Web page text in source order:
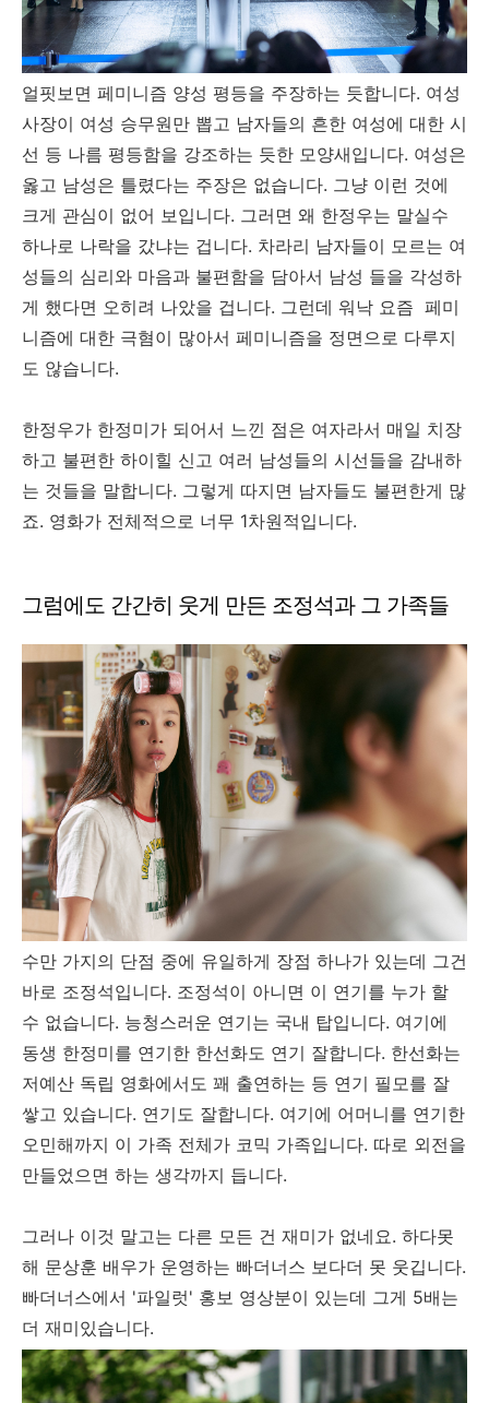
얼핏보면 페미니즘 양성 평등을 주장하는 듯합니다. 여성
사장이 여성 승무원만 뽑고 남자들의 흔한 여성에 대한 시
선 등 나름 평등함을 강조하는 듯한 모양새입니다. 여성은
옳고 남성은 틀렸다는 주장은 없습니다. 그냥 이런 것에
크게 관심이 없어 보입니다. 그러면 왜 한정우는 말실수
하나로 나락을 갔냐는 겁니다. 차라리 남자들이 모르는 여
성들의 심리와 마음과 불편함을 담아서 남성 들을 각성하
게 했다면 오히려 나았을 겁니다. 그런데 워낙 요즘 페미
니즘에 대한 극혐이 많아서 페미니즘을 정면으로 다루지
도 않습니다.
한정우가 한정미가 되어서 느낀 점은 여자라서 매일 치장
하고 불편한 하이힐 신고 여러 남성들의 시선들을 감내하
는 것들을 말합니다. 그렇게 따지면 남자들도 불편한게 많
죠. 영화가 전체적으로 너무 1차원적입니다.
그럼에도 간간히 웃게 만든 조정석과 그 가족들
수만 가지의 단점 중에 유일하게 장점 하나가 있는데 그건
바로 조정석입니다. 조정석이 아니면 이 연기를 누가 할
수 없습니다. 능청스러운 연기는 국내 탑입니다. 여기에
동생 한정미를 연기한 한선화도 연기 잘합니다. 한선화는
저예산 독립 영화에서도 꽤 출연하는 등 연기 필모를 잘
쌓고 있습니다. 연기도 잘합니다. 여기에 어머니를 연기한
오민해까지 이 가족 전체가 코믹 가족입니다. 따로 외전을
만들었으면 하는 생각까지 듭니다.
그러나 이것 말고는 다른 모든 건 재미가 없네요. 하다못
해 문상훈 배우가 운영하는 빠더너스 보다더 못 웃깁니다.
빠더너스에서 '파일럿' 홍보 영상분이 있는데 그게 5배는
더 재미있습니다.